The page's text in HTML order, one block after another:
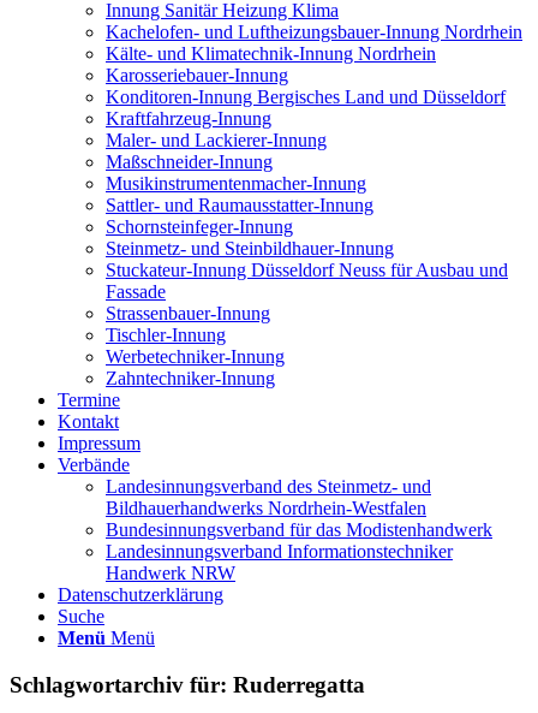
Innung Sanitär Heizung Klima
Kachelofen- und Luftheizungsbauer-Innung Nordrhein
Kälte- und Klimatechnik-Innung Nordrhein
Karosseriebauer-Innung
Konditoren-Innung Bergisches Land und Düsseldorf
Kraftfahrzeug-Innung
Maler- und Lackierer-Innung
Maßschneider-Innung
Musikinstrumentenmacher-Innung
Sattler- und Raumausstatter-Innung
Schornsteinfeger-Innung
Steinmetz- und Steinbildhauer-Innung
Stuckateur-Innung Düsseldorf Neuss für Ausbau und
Fassade
Strassenbauer-Innung
Tischler-Innung
Werbetechniker-Innung
Zahntechniker-Innung
Termine
Kontakt
Impressum
Verbände
Landesinnungsverband des Steinmetz- und
Bildhauerhandwerks Nordrhein-Westfalen
Bundesinnungsverband für das Modistenhandwerk
Landesinnungsverband Informationstechniker
Handwerk NRW
Datenschutzerklärung
Suche
Menü Menü
Schlagwortarchiv für: Ruderregatta